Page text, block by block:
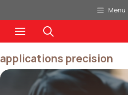
au
contenu
Menu
Menu
applications precision